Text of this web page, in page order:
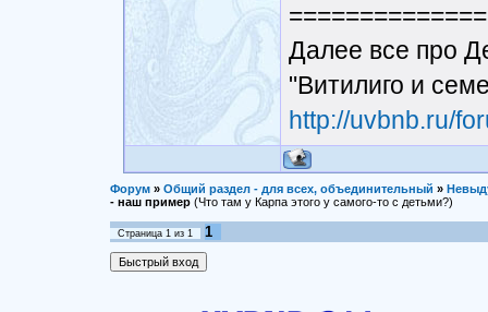
Далее все про
"Витилиго и
http://uvbnb.ru/
Форум » Общий раздел - для всех, объединительный »
- наш пример (Что там у Карпа этого у самого-то с детьми?)
Страница 1 из 1 1